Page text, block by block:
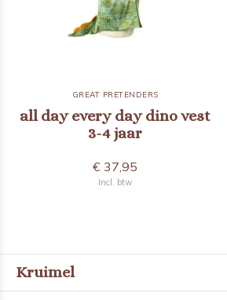
GREAT PRETENDERS
all day every day dino vest
3-4 jaar
€ 37,95
Incl. btw
Kruimel